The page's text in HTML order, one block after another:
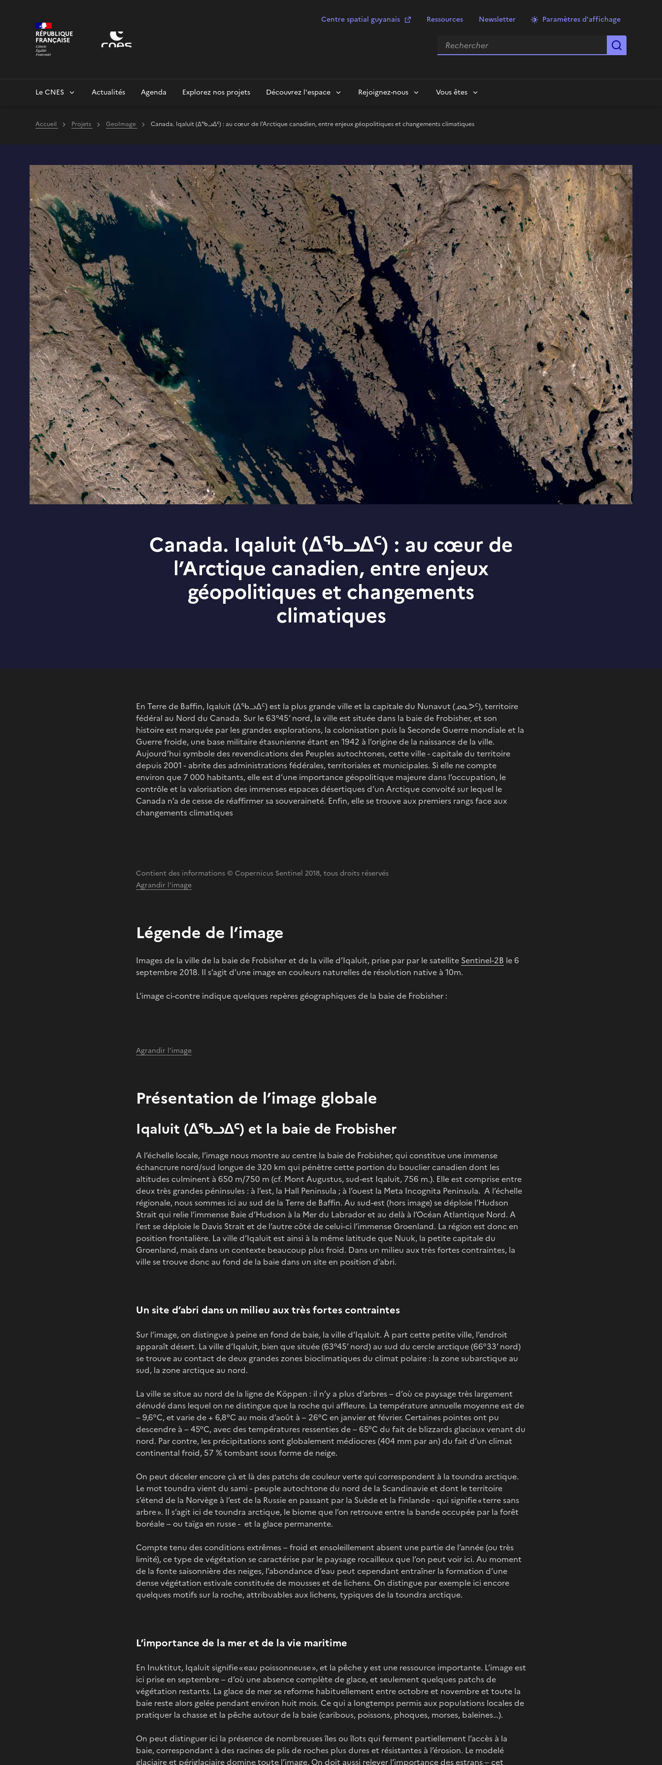
RÉPUBLIQUE
FRANÇAISE
Centre spatial guyanais Ressources Newsletter Paramètres d'affichage
Rechercher
Le CNES Actualités Agenda Explorez nos projets Découvrez l'espace Rejoignez-nous Vous êtes
Accueil Projets GeoImage Canada. Iqaluit (ᐃᖃᓗᐃᑦ) : au cœur de l’Arctique canadien, entre enjeux géopolitiques et changements climatiques
Canada. Iqaluit (ᐃᖃᓗᐃᑦ) : au cœur de
l’Arctique canadien, entre enjeux
géopolitiques et changements
climatiques
En Terre de Baffin, Iqaluit (ᐃᖃᓗᐃᑦ) est la plus grande ville et la capitale du Nunavut (ᓄᓇᕗᑦ), territoire
fédéral au Nord du Canada. Sur le 63°45’ nord, la ville est située dans la baie de Frobisher, et son
histoire est marquée par les grandes explorations, la colonisation puis la Seconde Guerre mondiale et la
Guerre froide, une base militaire étasunienne étant en 1942 à l’origine de la naissance de la ville.
Aujourd’hui symbole des revendications des Peuples autochtones, cette ville - capitale du territoire
depuis 2001 - abrite des administrations fédérales, territoriales et municipales. Si elle ne compte
environ que 7 000 habitants, elle est d’une importance géopolitique majeure dans l’occupation, le
contrôle et la valorisation des immenses espaces désertiques d’un Arctique convoité sur lequel le
Canada n’a de cesse de réaffirmer sa souveraineté. Enfin, elle se trouve aux premiers rangs face aux
changements climatiques
Contient des informations © Copernicus Sentinel 2018, tous droits réservés
Agrandir l'image
Légende de l’image
Images de la ville de la baie de Frobisher et de la ville d’Iqaluit, prise par par le satellite Sentinel-2B le 6
septembre 2018. Il s’agit d’une image en couleurs naturelles de résolution native à 10m.
L'image ci-contre indique quelques repères géographiques de la baie de Frobisher :
Agrandir l'image
Présentation de l’image globale
Iqaluit (ᐃᖃᓗᐃᑦ) et la baie de Frobisher
A l’échelle locale, l’image nous montre au centre la baie de Frobisher, qui constitue une immense
échancrure nord/sud longue de 320 km qui pénètre cette portion du bouclier canadien dont les
altitudes culminent à 650 m/750 m (cf. Mont Augustus, sud-est Iqaluit, 756 m.). Elle est comprise entre
deux très grandes péninsules : à l’est, la Hall Peninsula ; à l’ouest la Meta Incognita Peninsula. A l’échelle
régionale, nous sommes ici au sud de la Terre de Baffin. Au sud-est (hors image) se déploie l’Hudson
Strait qui relie l’immense Baie d’Hudson à la Mer du Labrador et au delà à l’Océan Atlantique Nord. A
l’est se déploie le Davis Strait et de l’autre côté de celui-ci l’immense Groenland. La région est donc en
position frontalière. La ville d’Iqaluit est ainsi à la même latitude que Nuuk, la petite capitale du
Groenland, mais dans un contexte beaucoup plus froid. Dans un milieu aux très fortes contraintes, la
ville se trouve donc au fond de la baie dans un site en position d’abri.
Un site d’abri dans un milieu aux très fortes contraintes
Sur l’image, on distingue à peine en fond de baie, la ville d’Iqaluit. À part cette petite ville, l’endroit
apparaît désert. La ville d’Iqaluit, bien que située (63°45’ nord) au sud du cercle arctique (66°33’ nord)
se trouve au contact de deux grandes zones bioclimatiques du climat polaire : la zone subarctique au
sud, la zone arctique au nord.
La ville se situe au nord de la ligne de Köppen : il n’y a plus d’arbres – d’où ce paysage très largement
dénudé dans lequel on ne distingue que la roche qui affleure. La température annuelle moyenne est de
– 9,6°C, et varie de + 6,8°C au mois d’août à – 26°C en janvier et février. Certaines pointes ont pu
descendre à – 45°C, avec des températures ressenties de – 65°C du fait de blizzards glaciaux venant du
nord. Par contre, les précipitations sont globalement médiocres (404 mm par an) du fait d’un climat
continental froid, 57 % tombant sous forme de neige.
On peut déceler encore çà et là des patchs de couleur verte qui correspondent à la toundra arctique.
Le mot toundra vient du sami - peuple autochtone du nord de la Scandinavie et dont le territoire
s’étend de la Norvège à l’est de la Russie en passant par la Suède et la Finlande - qui signifie « terre sans
arbre ». Il s’agit ici de toundra arctique, le biome que l’on retrouve entre la bande occupée par la forêt
boréale – ou taïga en russe - et la glace permanente.
Compte tenu des conditions extrêmes – froid et ensoleillement absent une partie de l’année (ou très
limité), ce type de végétation se caractérise par le paysage rocailleux que l’on peut voir ici. Au moment
de la fonte saisonnière des neiges, l’abondance d’eau peut cependant entraîner la formation d’une
dense végétation estivale constituée de mousses et de lichens. On distingue par exemple ici encore
quelques motifs sur la roche, attribuables aux lichens, typiques de la toundra arctique.
L’importance de la mer et de la vie maritime
En Inuktitut, Iqaluit signifie « eau poissonneuse », et la pêche y est une ressource importante. L’image est
ici prise en septembre – d’où une absence complète de glace, et seulement quelques patchs de
végétation restants. La glace de mer se reforme habituellement entre octobre et novembre et toute la
baie reste alors gelée pendant environ huit mois. Ce qui a longtemps permis aux populations locales de
pratiquer la chasse et la pêche autour de la baie (caribous, poissons, phoques, morses, baleines…).
On peut distinguer ici la présence de nombreuses îles ou îlots qui ferment partiellement l’accès à la
baie, correspondant à des racines de plis de roches plus dures et résistantes à l’érosion. Le modelé
glaciaire et périglaciaire domine toute l’image. On doit aussi relever l’importance des estrans – cet